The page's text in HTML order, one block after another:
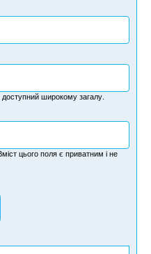
доступний широкому загалу.
цього поля є приватним і не